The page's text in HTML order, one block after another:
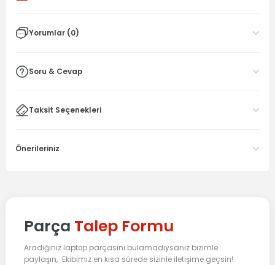
Yorumlar (0)
Soru & Cevap
Taksit Seçenekleri
Önerileriniz
Parça Talep Formu
Aradığınız laptop parçasını bulamadıysanız bizimle
paylaşın, Ekibimiz en kısa sürede sizinle iletişime geçsin!